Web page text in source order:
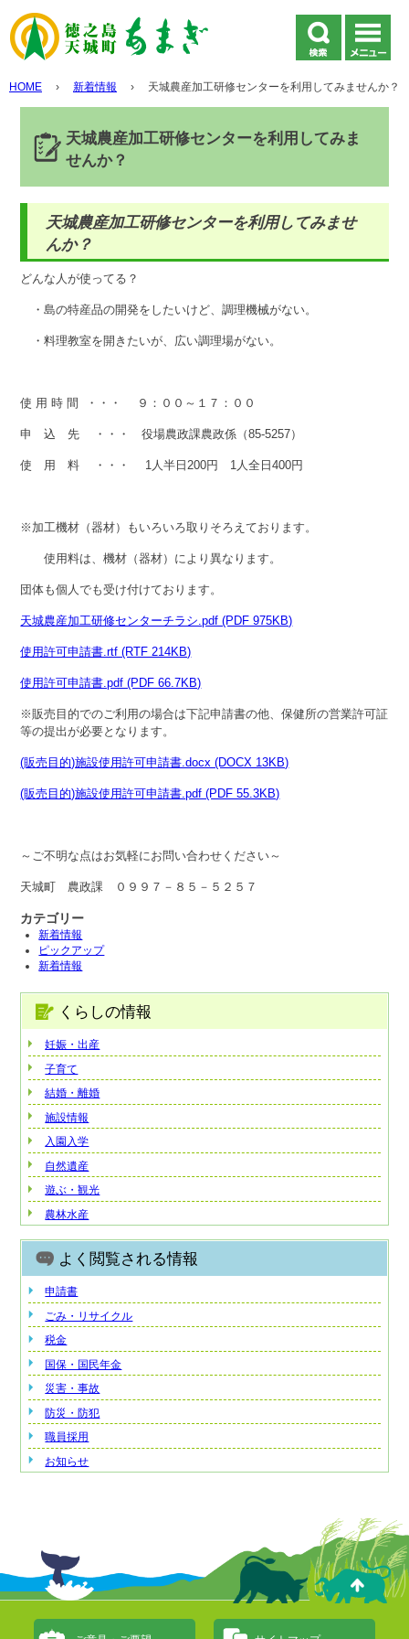
HOME › 新着情報 › 天城農産加工研修センターを利用してみませんか？
天城農産加工研修センターを利用してみま
せんか？
天城農産加工研修センターを利用してみませ
んか？
どんな人が使ってる？
・島の特産品の開発をしたいけど、調理機械がない。
・料理教室を開きたいが、広い調理場がない。
使 用 時 間 ・・・ ９：００～１７：００
申 込 先 ・・・ 役場農政課農政係（85-5257）
使 用 料 ・・・ 1人半日200円 1人全日400円
※加工機材（器材）もいろいろ取りそろえております。
使用料は、機材（器材）により異なります。
団体も個人でも受け付けております。
天城農産加工研修センターチラシ.pdf (PDF 975KB)
使用許可申請書.rtf (RTF 214KB)
使用許可申請書.pdf (PDF 66.7KB)
※販売目的でのご利用の場合は下記申請書の他、保健所の営業許可証
等の提出が必要となります。
(販売目的)施設使用許可申請書.docx (DOCX 13KB)
(販売目的)施設使用許可申請書.pdf (PDF 55.3KB)
～ご不明な点はお気軽にお問い合わせください～
天城町 農政課 ０９９７－８５－５２５７
カテゴリー
新着情報
ピックアップ
新着情報
くらしの情報
妊娠・出産
子育て
結婚・離婚
施設情報
入園入学
自然遺産
遊ぶ・観光
農林水産
よく閲覧される情報
申請書
ごみ・リサイクル
税金
国保・国民年金
災害・事故
防災・防犯
職員採用
お知らせ